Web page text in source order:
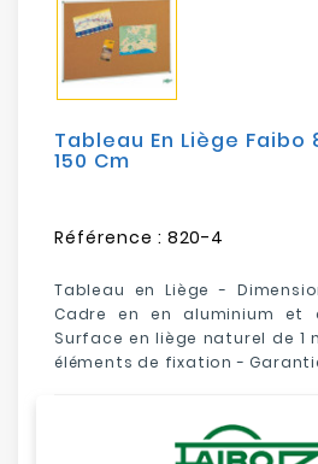
Sécurité
Mobilités
Tableau En Liège Faibo
150 Cm
Référence : 820-4
Tableau en Liège -
Cadre en en aluminium et
Surface en liège naturel de 1
éléments de fixation -